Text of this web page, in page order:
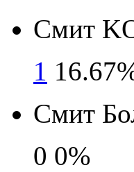
Смит
1
Смит
0 0%